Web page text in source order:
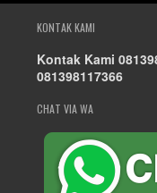
KONTAK KAMI
Kontak Kami
081398117366
CHAT VIA WA